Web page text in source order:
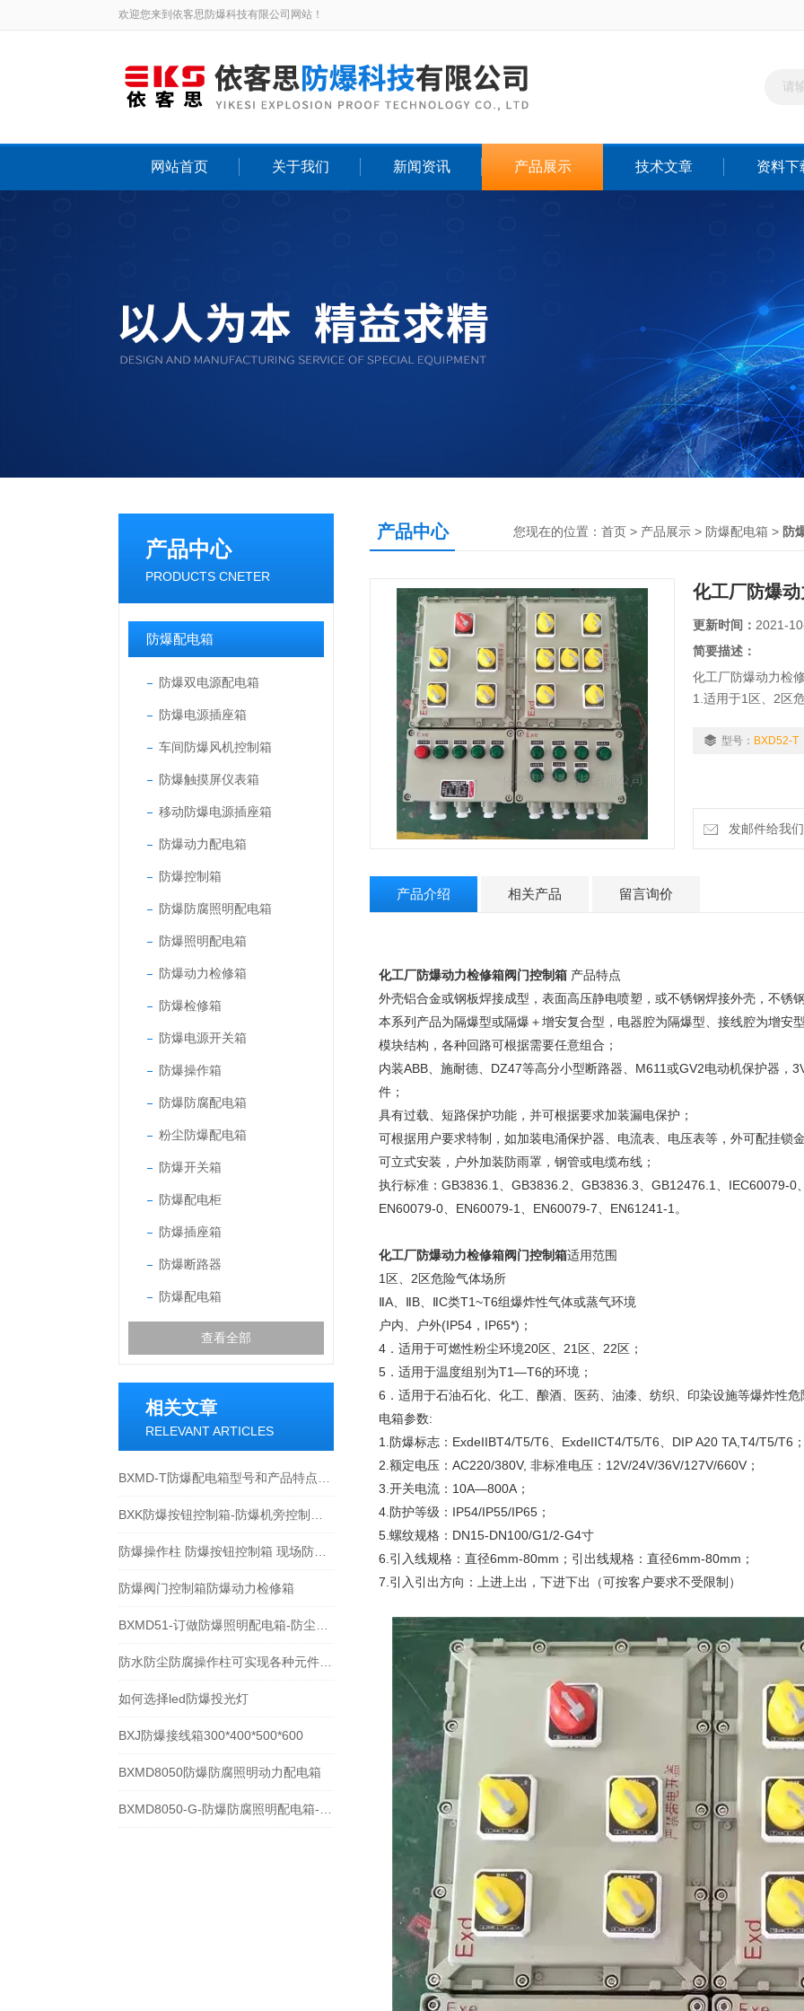
欢迎您来到依客思防爆科技有限公司网站！
网站首页 关于我们 新闻资讯 产品展示 技术文章 资料下
产品中心
PRODUCTS CNETER
防爆配电箱
防爆双电源配电箱
防爆电源插座箱
车间防爆风机控制箱
防爆触摸屏仪表箱
移动防爆电源插座箱
防爆动力配电箱
防爆控制箱
防爆防腐照明配电箱
防爆照明配电箱
防爆动力检修箱
防爆检修箱
防爆电源开关箱
防爆操作箱
防爆防腐配电箱
粉尘防爆配电箱
防爆开关箱
防爆配电柜
防爆插座箱
防爆断路器
防爆配电箱
查看全部
相关文章
RELEVANT ARTICLES
防爆阀门控制箱防爆动力检修箱
如何选择led防爆投光灯
BXJ防爆接线箱300*400*500*600
BXMD8050防爆防腐照明动力配电箱
产品中心 您现在的位置： 首页 > 产品展示 > 防爆配电箱 > 防
化工厂防爆
更新时间： 2021-
简要描述：
化工厂防爆动力检
1.适用于1区、2区
3.适用于户内、户
性危险环境；
6.用于照明或动力
型号： BXD52-T
发邮件给我
产品介绍 相关产品 留言询价
化工厂防爆动力检修箱阀门控制箱 产品特点
外壳铝合金或钢板焊接成型，表面高压静电喷塑，或不锈钢焊接外壳，不锈
本系列产品为隔爆型或隔爆＋增安复合型，电器腔为隔爆型、接线腔为增安
模块结构，各种回路可根据需要任意组合；
内装ABB、施耐德、DZ47等高分小型断路器、M611或GV2电动机保护器，
件；
具有过载、短路保护功能，并可根据要求加装漏电保护；
可根据用户要求特制，如加装电涌保护器、电流表、电压表等，外可配挂锁
可立式安装，户外加装防雨罩，钢管或电缆布线；
执行标准：GB3836.1、GB3836.2、GB3836.3、GB12476.1、IEC60079-0
EN60079-0、EN60079-1、EN60079-7、EN61241-1。
化工厂防爆动力检修箱阀门控制箱适用范围
1区、2区危险气体场所
ⅡA、ⅡB、ⅡC类T1~T6组爆炸性气体或蒸气环境
户内、户外(IP54，IP65*)；
4．适用于可燃性粉尘环境20区、21区、22区；
5．适用于温度组别为T1—T6的环境；
6．适用于石油石化、化工、酿酒、医药、油漆、纺织、印染设施等爆炸性危
电箱参数:
1.防爆标志：ExdeIIBT4/T5/T6、ExdeIICT4/T5/T6、DIP A20 TA,T4/T5/T6；
2.额定电压：AC220/380V, 非标准电压：12V/24V/36V/127V/660V；
3.开关电流：10A—800A；
4.防护等级：IP54/IP55/IP65；
5.螺纹规格：DN15-DN100/G1/2-G4寸
6.引入线规格：直径6mm-80mm；引出线规格：直径6mm-80mm；
7.引入引出方向：上进上出，下进下出（可按客户要求不受限制）